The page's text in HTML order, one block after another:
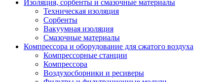
Изоляция, сорбенты и смазочные материалы
Техническая изоляция
Сорбенты
Вакуумная изоляция
Смазочные материалы
Компрессора и оборудование для сжатого воздуха
Компрессорные станции
Компрессора
Воздухосборники и ресиверы